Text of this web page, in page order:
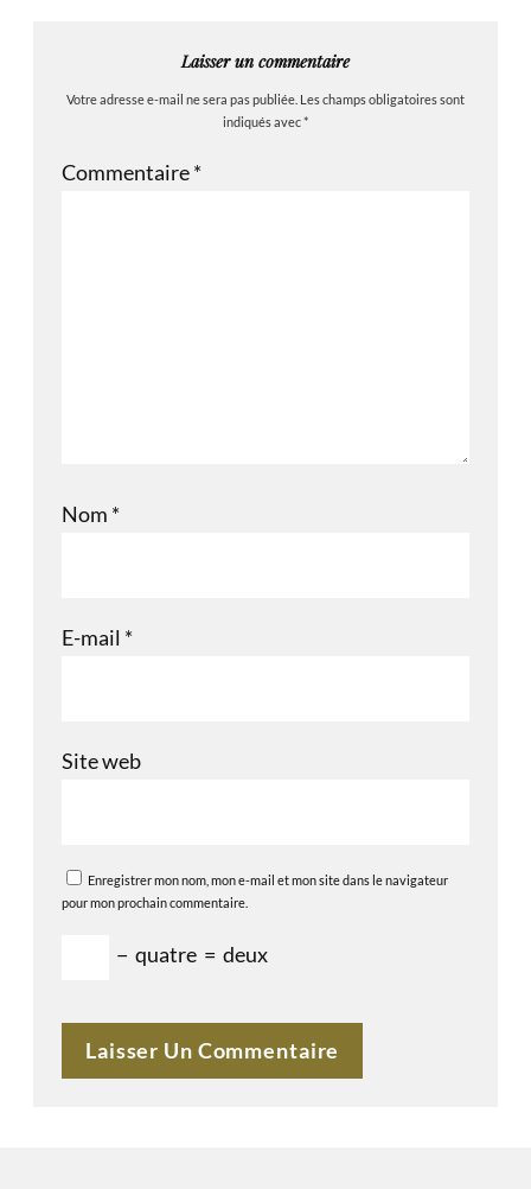
Laisser un commentaire
Votre adresse e-mail ne sera pas publiée. Les champs obligatoires sont
indiqués avec*
Commentaire*
Nom *
E-mail *
Site web
Enregistrer mon nom, mon e-mail et mon site dans le navigateur
pour mon prochain commentaire.
− quatre = deux